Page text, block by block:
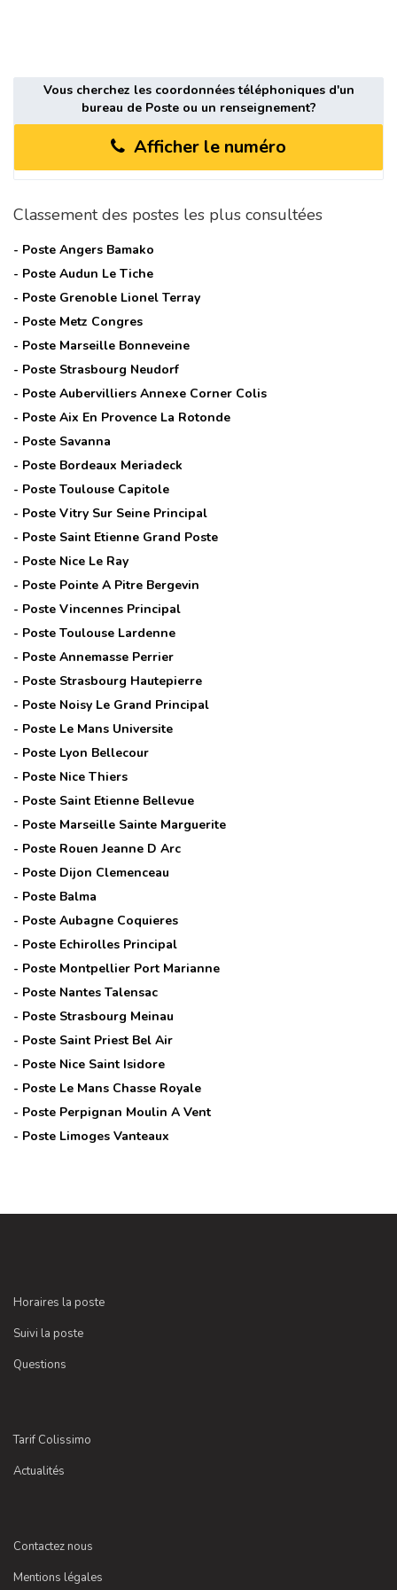
Vous cherchez les coordonnées téléphoniques d'un
bureau de Poste ou un renseignement?
Afficher le numéro
Classement des postes les plus consultées
- Poste Angers Bamako
- Poste Audun Le Tiche
- Poste Grenoble Lionel Terray
- Poste Metz Congres
- Poste Marseille Bonneveine
- Poste Strasbourg Neudorf
- Poste Aubervilliers Annexe Corner Colis
- Poste Aix En Provence La Rotonde
- Poste Savanna
- Poste Bordeaux Meriadeck
- Poste Toulouse Capitole
- Poste Vitry Sur Seine Principal
- Poste Saint Etienne Grand Poste
- Poste Nice Le Ray
- Poste Pointe A Pitre Bergevin
- Poste Vincennes Principal
- Poste Toulouse Lardenne
- Poste Annemasse Perrier
- Poste Strasbourg Hautepierre
- Poste Noisy Le Grand Principal
- Poste Le Mans Universite
- Poste Lyon Bellecour
- Poste Nice Thiers
- Poste Saint Etienne Bellevue
- Poste Marseille Sainte Marguerite
- Poste Rouen Jeanne D Arc
- Poste Dijon Clemenceau
- Poste Balma
- Poste Aubagne Coquieres
- Poste Echirolles Principal
- Poste Montpellier Port Marianne
- Poste Nantes Talensac
- Poste Strasbourg Meinau
- Poste Saint Priest Bel Air
- Poste Nice Saint Isidore
- Poste Le Mans Chasse Royale
- Poste Perpignan Moulin A Vent
- Poste Limoges Vanteaux
Horaires la poste
Suivi la poste
Questions
Tarif Colissimo
Actualités
Contactez nous
Mentions légales